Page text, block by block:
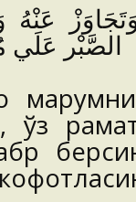
الصَّبْر عَلَي
ўз